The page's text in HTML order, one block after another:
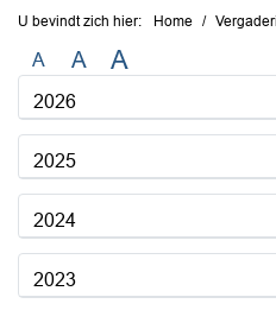
U bevindt zich hier: Home
A A A
2026
2025
2024
2023